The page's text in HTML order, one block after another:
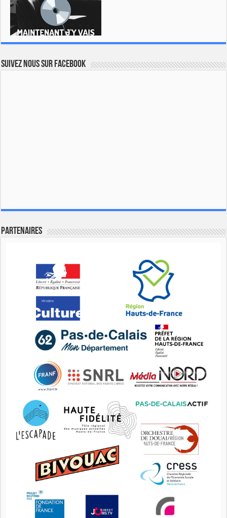
Suivez nous sur Facebook
Partenaires